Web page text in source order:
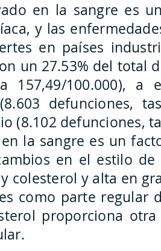
en la sangre es
y las
en países
un 27.53% del total
157,49/100.000), a
defunciones,
(8.102 defunciones,
la sangre es un
en el estilo
colesterol y alta en
como parte regular
proporciona